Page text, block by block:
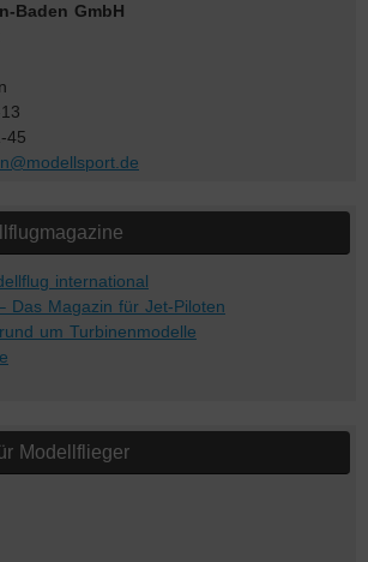
Baden GmbH
45
international
Das Magazin für Jet-Piloten
um Turbinenmodelle
Modellflieger